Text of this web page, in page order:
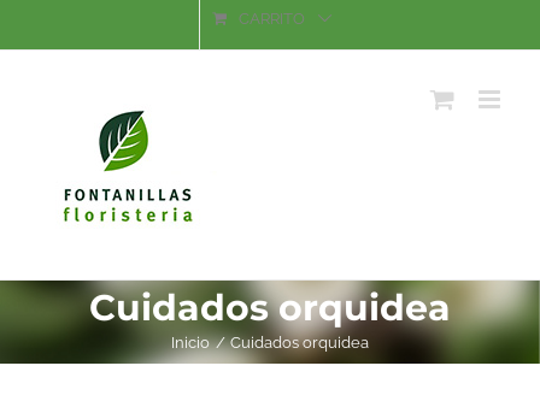
CARRITO
Cuidados orquidea
Inicio Cuidados orquidea